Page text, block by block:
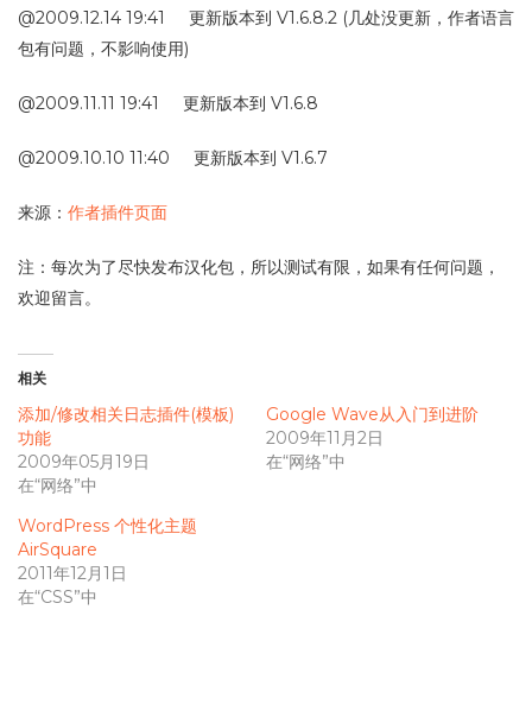
@2009.12.14 19:41 更新版本到 V1.6.8.2 (几处没更新，作者语言
包有问题，不影响使用)
@2009.11.11 19:41 更新版本到 V1.6.8
@2009.10.10 11:40 更新版本到 V1.6.7
来源： 作者插件页面
注：每次为了尽快发布汉化包，所以测试有限，如果有任何问题，
欢迎留言。
相关
添加/修改相关日志插件(模板)
功能
2009年05月19日
在“网络”中
Google Wave从入门到进阶
2009年11月2日
在“网络”中
WordPress 个性化主题
AirSquare
2011年12月1日
在“CSS”中